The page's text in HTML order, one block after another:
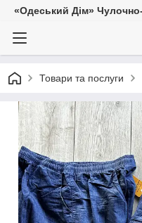
«Одеський Дім»
Товари та послуги